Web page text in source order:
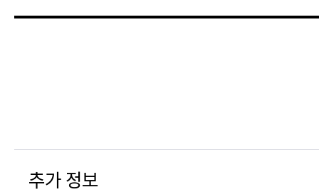
추가 정보